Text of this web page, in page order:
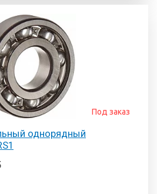
однорядный
Под заказ